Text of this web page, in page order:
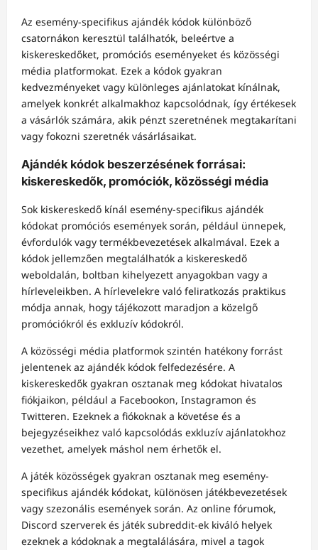
Az esemény-specifikus ajándék kódok különböző
csatornákon keresztül találhatók, beleértve a
kiskereskedőket, promóciós eseményeket és közösségi
média platformokat. Ezek a kódok gyakran
kedvezményeket vagy különleges ajánlatokat kínálnak,
amelyek konkrét alkalmakhoz kapcsolódnak, így értékesek
a vásárlók számára, akik pénzt szeretnének megtakarítani
vagy fokozni szeretnék vásárlásaikat.
Ajándék kódok beszerzésének forrásai:
kiskereskedők, promóciók, közösségi média
Sok kiskereskedő kínál esemény-specifikus ajándék
kódokat promóciós események során, például ünnepek,
évfordulók vagy termékbevezetések alkalmával. Ezek a
kódok jellemzően megtalálhatók a kiskereskedő
weboldalán, boltban kihelyezett anyagokban vagy a
hírleveleikben. A hírlevelekre való feliratkozás praktikus
módja annak, hogy tájékozott maradjon a közelgő
promóciókról és exkluzív kódokról.
A közösségi média platformok szintén hatékony forrást
jelentenek az ajándék kódok felfedezésére. A
kiskereskedők gyakran osztanak meg kódokat hivatalos
fiókjaikon, például a Facebookon, Instagramon és
Twitteren. Ezeknek a fiókoknak a követése és a
bejegyzéseikhez való kapcsolódás exkluzív ajánlatokhoz
vezethet, amelyek máshol nem érhetők el.
A játék közösségek gyakran osztanak meg esemény-
specifikus ajándék kódokat, különösen játékbevezetések
vagy szezonális események során. Az online fórumok,
Discord szerverek és játék subreddit-ek kiváló helyek
ezeknek a kódoknak a megtalálására, mivel a tagok